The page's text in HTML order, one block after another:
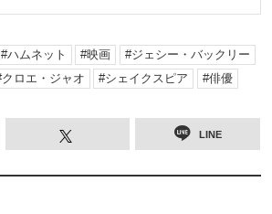
ハムネット 映画
ジェシー・バックリー
クロエ・ジャオ シェイクスピア 俳優
LINE